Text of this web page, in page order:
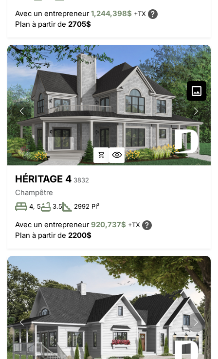
Avec un entrepreneur1,244,398$ +TX
Plan à partir de 2705$
HÉRITAGE 4 3832
Champêtre
4, 5 3.5 2992 PI²
Avec un entrepreneur920,737$ +TX
Plan à partir de 2200$